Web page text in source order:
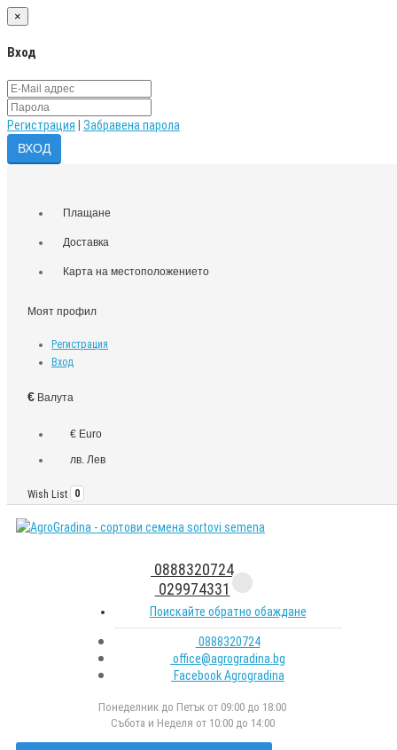
×
Вход
Регистрация Забравена парола
Плащане
Доставка
Карта на местоположението
Моят профил
Регистрация
Вход
€ Валута
€ Euro
лв. Лев
Wish List 0
0888320724
029974331
Поискайте обратно обаждане
0888320724
office@agrogradina.bg
Facebook Agrogradina
Понеделник до Петък от 09:00 до 18:00
Събота и Неделя от 10:00 до 14:00